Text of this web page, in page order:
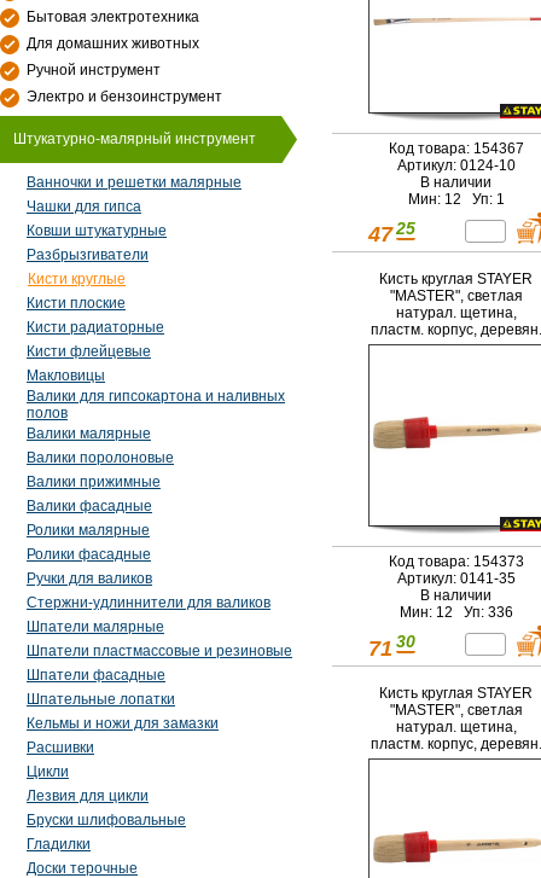
Бытовая электротехника
Для домашних животных
Ручной инструмент
Электро и бензоинструмент
Штукатурно-малярный инструмент
Ванночки и решетки малярные
Чашки для гипса
Ковши штукатурные
Разбрызгиватели
Кисти круглые
Кисти плоские
Кисти радиаторные
Кисти флейцевые
Макловицы
Валики для гипсокартона и наливных
полов
Валики малярные
Валики поролоновые
Валики прижимные
Валики фасадные
Ролики малярные
Ролики фасадные
Ручки для валиков
Стержни-удлиннители для валиков
Шпатели малярные
Шпатели пластмассовые и резиновые
Шпатели фасадные
Шпательные лопатки
Кельмы и ножи для замазки
Расшивки
Цикли
Лезвия для цикли
Бруски шлифовальные
Гладилки
Доски терочные
Код товара: 154367
Артикул: 0124-10
В наличии
Мин: 12 Уп: 1
47 25
Кисть круглая STAYER
"MASTER", светлая
натурал. щетина,
пластм. корпус, деревян.
ручка, №8 x 35мм
Код товара: 154373
Артикул: 0141-35
В наличии
Мин: 12 Уп: 336
71 30
Кисть круглая STAYER
"MASTER", светлая
натурал. щетина,
пластм. корпус, деревян.
ручка, №14 x50мм